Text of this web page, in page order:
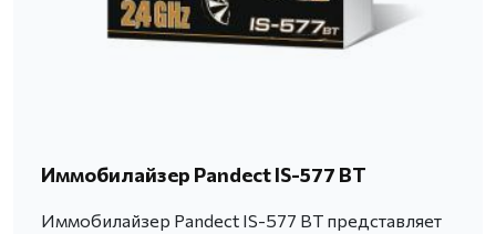
Иммобилайзер Pandect IS-577 BT
Иммобилайзер Pandect IS-577 BT представляет